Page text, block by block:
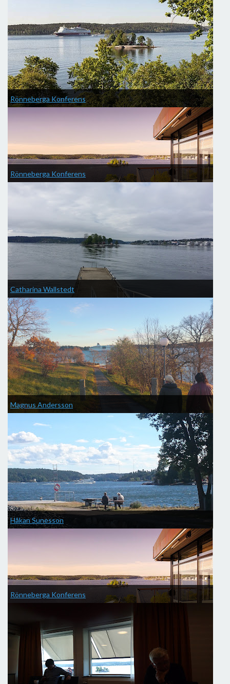
Rönneberga Konferens
Rönneberga Konferens
Catharina Wallstedt
Magnus Andersson
Håkan Sunesson
Rönneberga Konferens